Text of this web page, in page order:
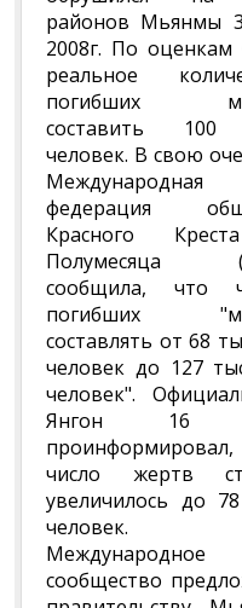
районов Мьянмы
2008г. По
реальное
погибших
составить
человек. В свою
Международная
федерация
Красного
Полумесяца
сообщила, что
погибших
составлять от 68
человек до 127
человек".
Янгон 16
число жертв
увеличилось до
человек.
Международное
сообщество